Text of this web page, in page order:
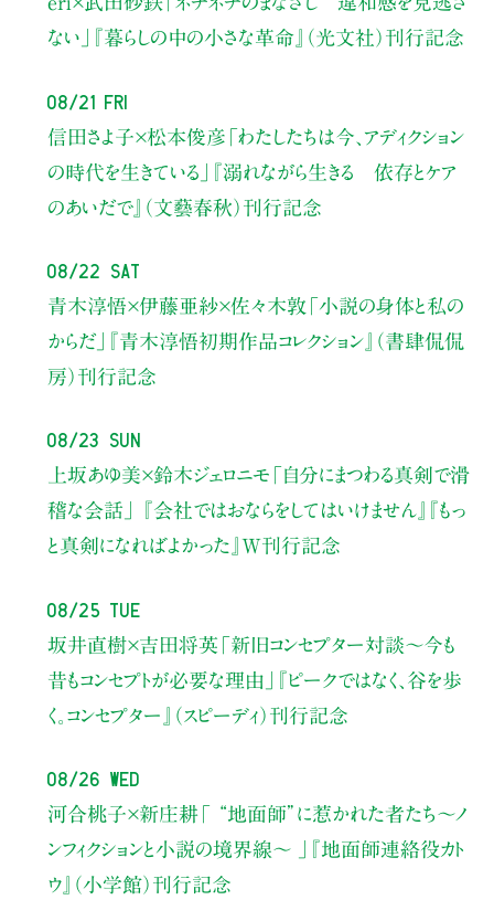
ない」
『暮らしの中の小さな革命』（光文社）刊行記念
08/21 Fri
信田さよ子×松本俊彦 「わたしたちは今、アディクション
の時代を生きている」
『溺れながら生きる 依存とケア
のあいだで』（文藝春秋）刊行記念
08/22 Sat
青木淳悟×伊藤亜紗×佐々木敦 「小説の身体と私の
からだ」
『青木淳悟初期作品コレクション』（書肆侃侃
房）刊行記念
08/23 Sun
上坂あゆ美×鈴木ジェロニモ 「自分にまつわる真剣で滑
稽な会話」
『会社ではおならをしてはいけません』『もっ
と真剣になればよかった』W刊行記念
08/25 Tue
坂井直樹×吉田将英「新旧コンセプター対談～今も
昔もコンセプトが必要な理由」
『ピークではなく、谷を歩
く。コンセプター』（スピーディ）刊行記念
08/26 Wed
河合桃子×新庄耕「 “地面師”に惹かれた者たち〜ノ
ンフィクションと小説の境界線〜 」
『地面師連絡役カト
ウ』（小学館）刊行記念